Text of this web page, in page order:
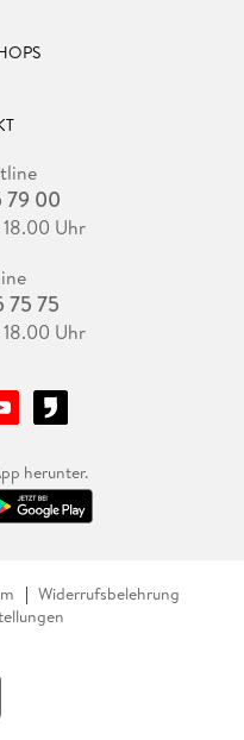
79 00
Uhr
75 75
Uhr
herunter.
Widerrufsbelehrung